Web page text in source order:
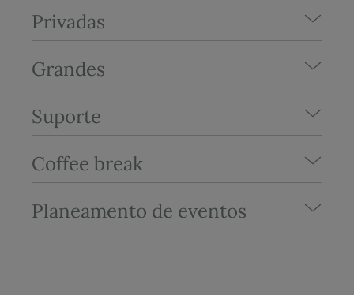
Privadas
Grandes
Suporte
Coffee break
Planeamento de eventos